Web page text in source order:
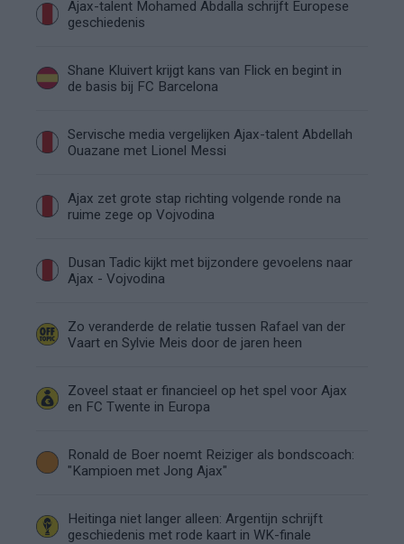
Ajax-talent Mohamed Abdalla schrijft Europese
geschiedenis
Shane Kluivert krijgt kans van Flick en begint in
de basis bij FC Barcelona
Servische media vergelijken Ajax-talent Abdellah
Ouazane met Lionel Messi
Ajax zet grote stap richting volgende ronde na
ruime zege op Vojvodina
Dusan Tadic kijkt met bijzondere gevoelens naar
Ajax - Vojvodina
Zo veranderde de relatie tussen Rafael van der
Vaart en Sylvie Meis door de jaren heen
Zoveel staat er financieel op het spel voor Ajax
en FC Twente in Europa
Ronald de Boer noemt Reiziger als bondscoach:
"Kampioen met Jong Ajax"
Heitinga niet langer alleen: Argentijn schrijft
geschiedenis met rode kaart in WK-finale